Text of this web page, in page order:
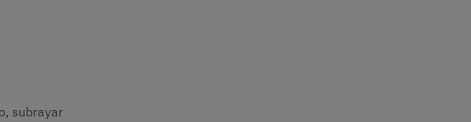
subrayar